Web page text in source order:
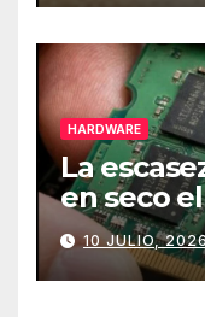
HARDWARE
La
en seco
de PCs
10 JULIO,